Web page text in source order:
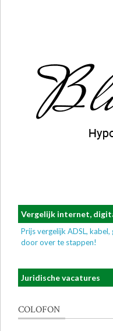
Vergelijk internet,
Prijs vergelijk ADSL,
door over te stappen!
Juridische vacatures
COLOFON